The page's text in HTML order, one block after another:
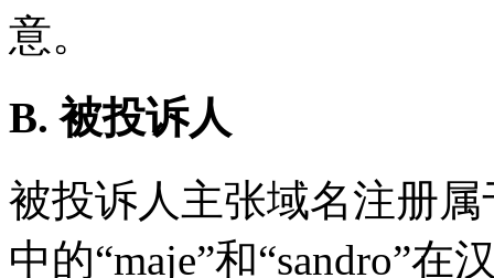
意。
B. 被投诉人
被投诉人主张域名注册
中的“maje”和“sandro”